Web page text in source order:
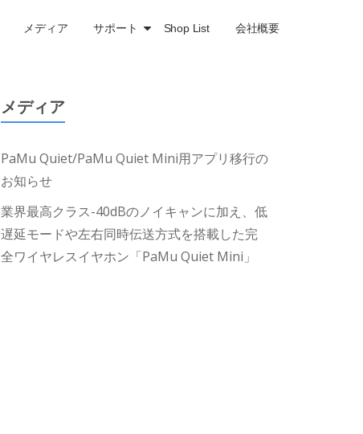
メディア サポート Shop List 会社概要
メディア
PaMu Quiet/PaMu Quiet Mini用アプリ移行の
お知らせ
業界最高クラス-40dBのノイキャンに加え、低
遅延モードや左右同時伝送方式を搭載した完
全ワイヤレスイヤホン「PaMu Quiet Mini」